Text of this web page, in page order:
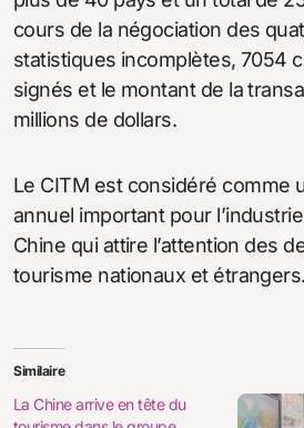
cours de la négociation des
statistiques incomplètes, 7054
signés et le montant de la
millions de dollars.
Le CITM est considéré comme
annuel important pour
Chine qui attire l’attention des
tourisme nationaux et étrangers.
Similaire
La Chine arrive en tête du